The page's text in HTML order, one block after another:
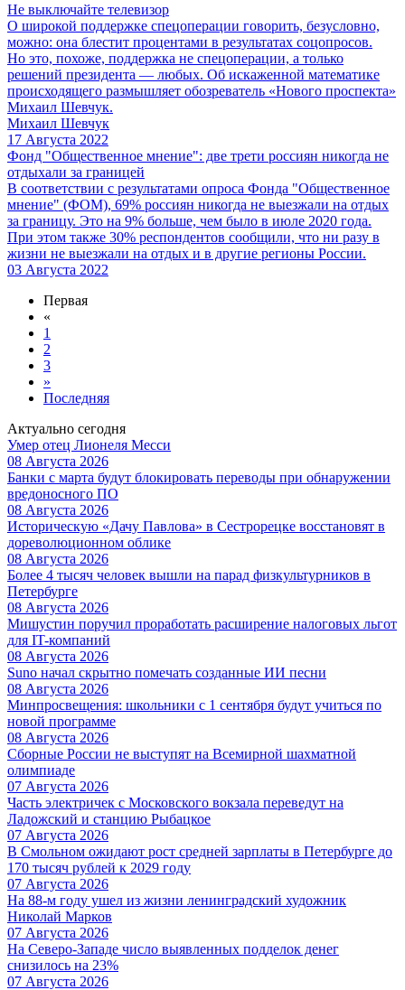
Не выключайте телевизор
О широкой поддержке спецоперации говорить, безусловно,
можно: она блестит процентами в результатах соцопросов.
Но это, похоже, поддержка не спецоперации, а только
решений президента — любых. Об искаженной математике
происходящего размышляет обозреватель «Нового проспекта»
Михаил Шевчук.
Михаил Шевчук
17 Августа 2022
Фонд "Общественное мнение": две трети россиян никогда не
отдыхали за границей
В соответствии с результатами опроса Фонда "Общественное
мнение" (ФОМ), 69% россиян никогда не выезжали на отдых
за границу. Это на 9% больше, чем было в июле 2020 года.
При этом также 30% респондентов сообщили, что ни разу в
жизни не выезжали на отдых и в другие регионы России.
03 Августа 2022
Первая
«
1
2
3
»
Последняя
Актуально сегодня
Умер отец Лионеля Месси
08 Августа 2026
Банки с марта будут блокировать переводы при обнаружении
вредоносного ПО
08 Августа 2026
Историческую «Дачу Павлова» в Сестрорецке восстановят в
дореволюционном облике
08 Августа 2026
Более 4 тысяч человек вышли на парад физкультурников в
Петербурге
08 Августа 2026
Мишустин поручил проработать расширение налоговых льгот
для IT-компаний
08 Августа 2026
Suno начал скрытно помечать созданные ИИ песни
08 Августа 2026
Минпросвещения: школьники с 1 сентября будут учиться по
новой программе
08 Августа 2026
Сборные России не выступят на Всемирной шахматной
олимпиаде
07 Августа 2026
Часть электричек с Московского вокзала переведут на
Ладожский и станцию Рыбацкое
07 Августа 2026
В Смольном ожидают рост средней зарплаты в Петербурге до
170 тысяч рублей к 2029 году
07 Августа 2026
На 88-м году ушел из жизни ленинградский художник
Николай Марков
07 Августа 2026
На Северо-Западе число выявленных подделок денег
снизилось на 23%
07 Августа 2026